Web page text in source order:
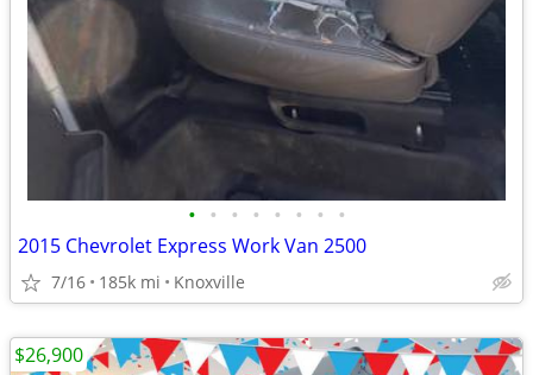
• • • • • • • •
2015 Chevrolet Express Work Van 2500
7/16 185k mi Knoxville
$26,900